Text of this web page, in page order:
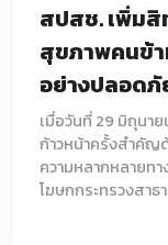
สปสช. เพิ่มสิ
สุขภาพคนข้า
อย่างปลอดภั
เมื่อวันที่ 29 มิถุนา
ก้าวหน้าครั้งสำคัญ
ความหลากหลายท
โฆษกกระทรวงสา